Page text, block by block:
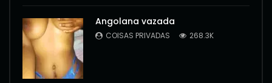
Angolana vazada
COISAS PRIVADAS 268.3K